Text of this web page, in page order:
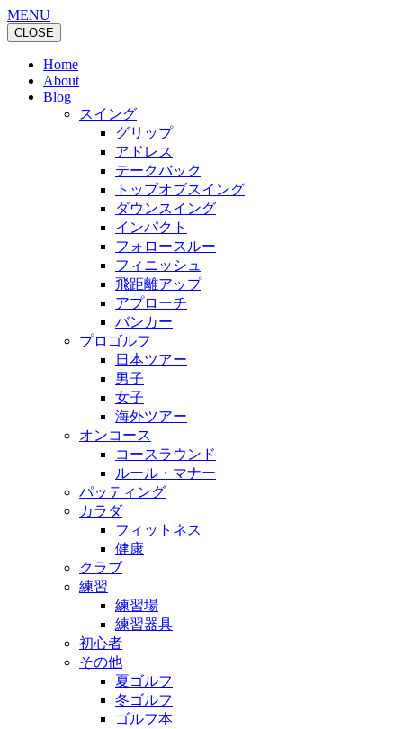
MENU
CLOSE
Home
About
Blog
スイング
グリップ
アドレス
テークバック
トップオブスイング
ダウンスイング
インパクト
フォロースルー
フィニッシュ
飛距離アップ
アプローチ
バンカー
プロゴルフ
日本ツアー
男子
女子
海外ツアー
オンコース
コースラウンド
ルール・マナー
パッティング
カラダ
フィットネス
健康
クラブ
練習
練習場
練習器具
初心者
その他
夏ゴルフ
冬ゴルフ
ゴルフ本